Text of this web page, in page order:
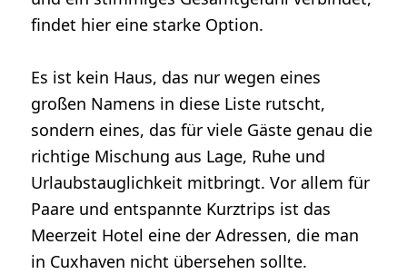
findet hier eine starke Option.
Es ist kein Haus, das nur wegen eines
großen Namens in diese Liste rutscht,
sondern eines, das für viele Gäste genau die
richtige Mischung aus Lage, Ruhe und
Urlaubstauglichkeit mitbringt. Vor allem für
Paare und entspannte Kurztrips ist das
Meerzeit Hotel eine der Adressen, die man
in Cuxhaven nicht übersehen sollte.